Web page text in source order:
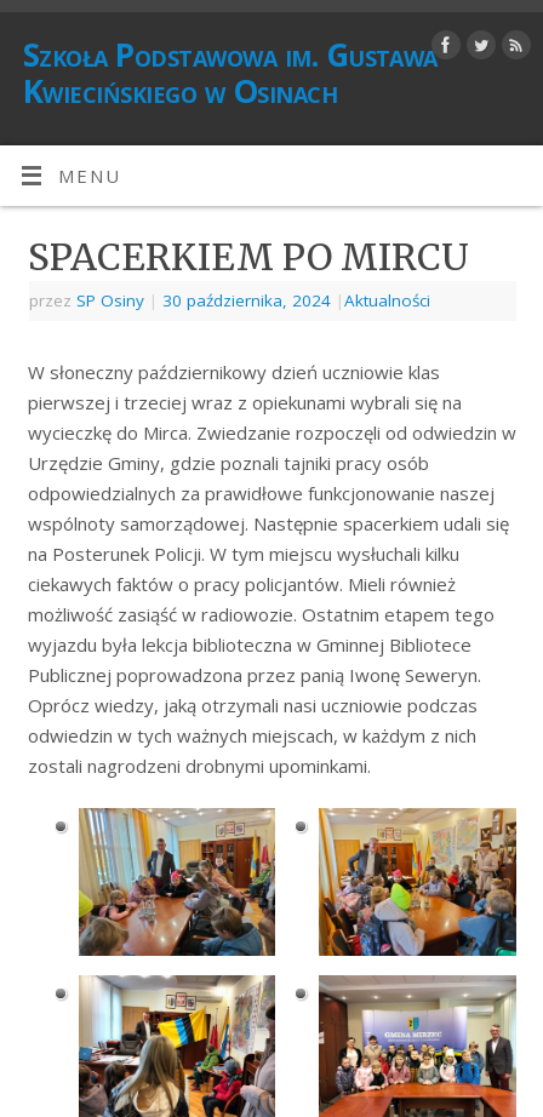
Szkoła Podstawowa im. Gustawa
Kwiecińskiego w Osinach
MENU
SPACERKIEM PO MIRCU
przez SP Osiny | 30 października, 2024 |Aktualności
W słoneczny październikowy dzień uczniowie klas
pierwszej i trzeciej wraz z opiekunami wybrali się na
wycieczkę do Mirca. Zwiedzanie rozpoczęli od odwiedzin w
Urzędzie Gminy, gdzie poznali tajniki pracy osób
odpowiedzialnych za prawidłowe funkcjonowanie naszej
wspólnoty samorządowej. Następnie spacerkiem udali się
na Posterunek Policji. W tym miejscu wysłuchali kilku
ciekawych faktów o pracy policjantów. Mieli również
możliwość zasiąść w radiowozie. Ostatnim etapem tego
wyjazdu była lekcja biblioteczna w Gminnej Bibliotece
Publicznej poprowadzona przez panią Iwonę Seweryn.
Oprócz wiedzy, jaką otrzymali nasi uczniowie podczas
odwiedzin w tych ważnych miejscach, w każdym z nich
zostali nagrodzeni drobnymi upominkami.